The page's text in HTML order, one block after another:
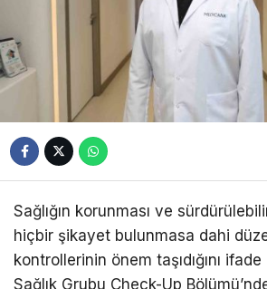
Sağlığın korunması ve sürdürülebilir
hiçbir şikayet bulunmasa dahi
kontrollerinin önem taşıdığını
Sağlık Grubu Check-Up